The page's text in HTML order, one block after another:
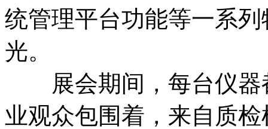
统管理平台功能等一系
光。
展会期间，每台仪器
业观众包围着，来自质